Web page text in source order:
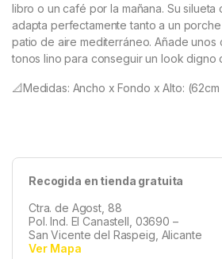
libro o un café por la mañana. Su silueta
adapta perfectamente tanto a un
patio de aire mediterráneo. Añade unos
tonos lino para conseguir un look digno
📐Medidas: Ancho x Fondo x Alto:
Recogida en tienda gratuita
Ctra. de Agost, 88
Pol. Ind. El Canastell, 03690 –
San Vicente del Raspeig, Alicante
Ver Mapa